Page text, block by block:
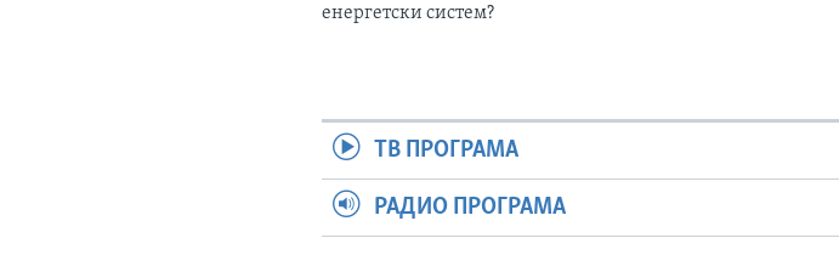
енергетски систем?
ТВ ПРОГРАМА
РАДИО ПРОГРАМА